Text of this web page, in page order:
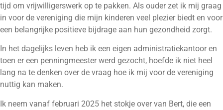
tijd om vrijwilligerswerk op te pakken. Als ouder zet ik mij graag
in voor de vereniging die mijn kinderen veel plezier biedt en voor
een belangrijke positieve bijdrage aan hun gezondheid zorgt.
In het dagelijks leven heb ik een eigen administratiekantoor en
toen er een penningmeester werd gezocht, hoefde ik niet heel
lang na te denken over de vraag hoe ik mij voor de vereniging
nuttig kan maken.
Ik neem vanaf februari 2025 het stokje over van Bert, die een